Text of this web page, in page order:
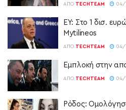
ΑΠΌ TECHTEAM 04/
ΕΥ: Στο 1 δισ.
Mytilineos
ΑΠΌ TECHTEAM 04/
Εμπλοκή στην
ΑΠΌ TECHTEAM 04/
Ρόδος: